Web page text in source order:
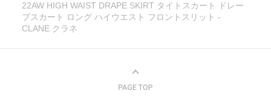
22AW HIGH WAIST DRAPE SKIRT タイトスカート ドレー
プスカート ロング ハイウエスト フロントスリット -
CLANE クラネ